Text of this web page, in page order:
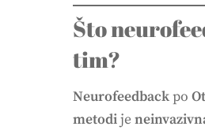
Što
tim?
Neurofeedbackpo
metodije